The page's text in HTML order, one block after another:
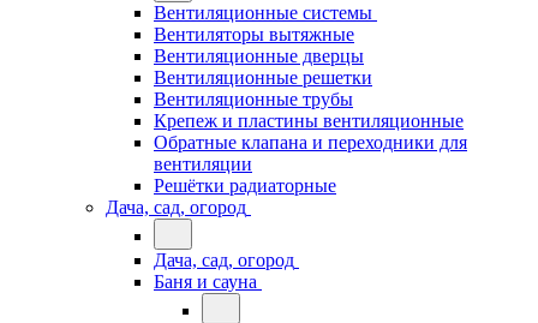
Вентиляционные системы
Вентиляторы вытяжные
Вентиляционные дверцы
Вентиляционные решетки
Вентиляционные трубы
Крепеж и пластины вентиляционные
Обратные клапана и переходники для
вентиляции
Решётки радиаторные
Дача, сад, огород
Дача, сад, огород
Баня и сауна